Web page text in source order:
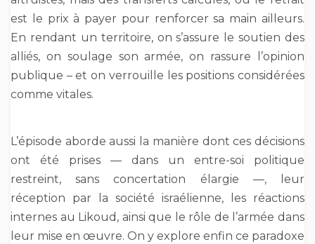
est le prix à payer pour renforcer sa main ailleurs.
En rendant un territoire, on s’assure le soutien des
alliés, on soulage son armée, on rassure l’opinion
publique – et on verrouille les positions considérées
comme vitales.
L’épisode aborde aussi la manière dont ces décisions
ont été prises — dans un entre-soi politique
restreint, sans concertation élargie —, leur
réception par la société israélienne, les réactions
internes au Likoud, ainsi que le rôle de l’armée dans
leur mise en œuvre. On y explore enfin ce paradoxe